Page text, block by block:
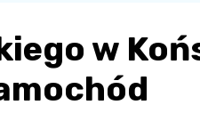
MOPS
w